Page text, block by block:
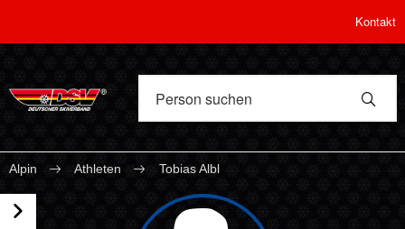
Kontakt
Alpin Athleten Tobias Albl